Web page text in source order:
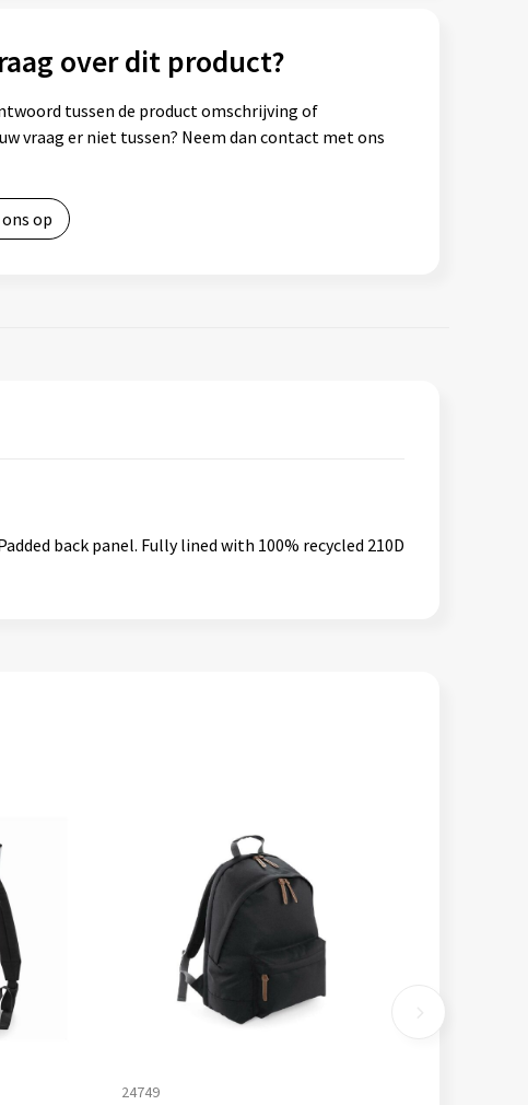
over dit product?
tussen de product omschrijving of
vraag er niet tussen? Neem dan contact met ons
op
back panel. Fully lined with 100% recycled 210D
24749